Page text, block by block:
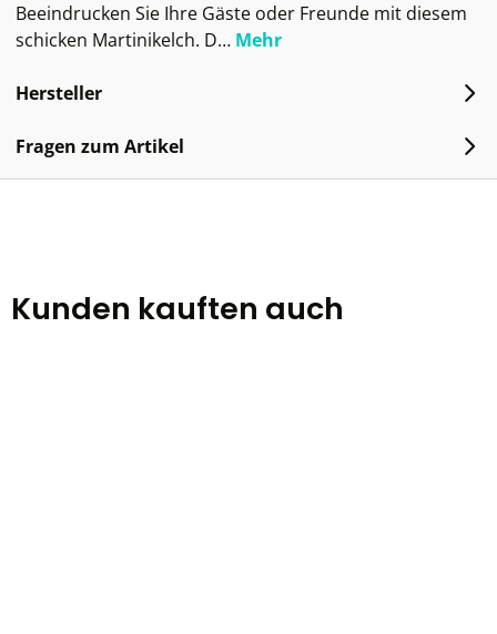
Beeindrucken Sie Ihre Gäste oder Freunde mit diesem
schicken Martinikelch. D… Mehr
Hersteller
Fragen zum Artikel
Kunden kauften auch